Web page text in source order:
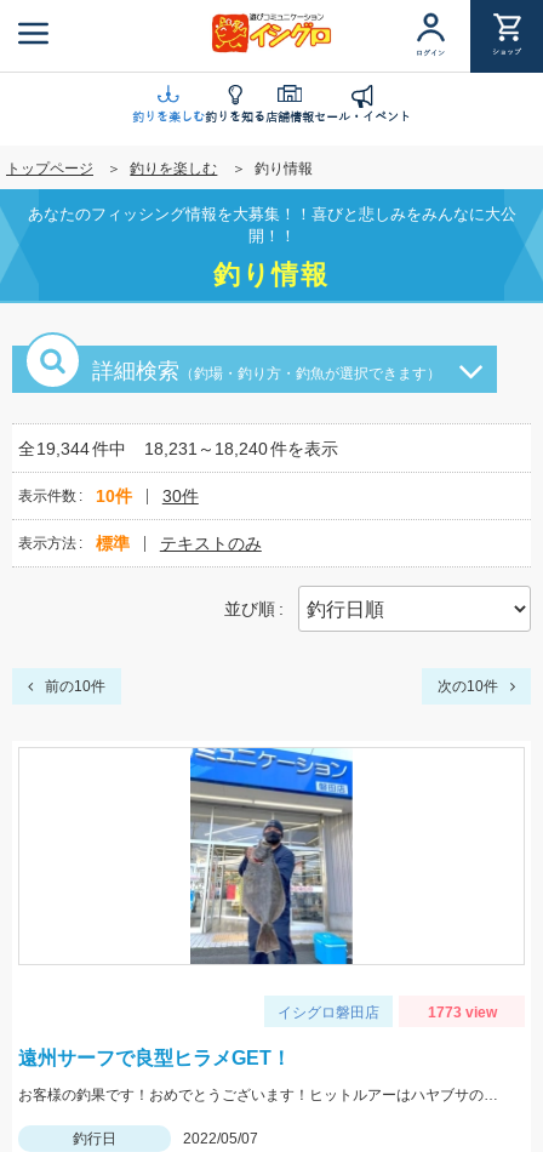
ン
に
移
動
ログイン ショップ
釣りを楽しむ釣りを知る店舗情報セール・イベント
トップページ 釣りを楽しむ 釣り情報
あなたのフィッシング情報を大募集！！喜びと悲しみをみんなに大公
開！！
釣り情報
詳細検索 （釣場・釣り方・釣魚が選択できます）
全19,344件中 18,231～18,240件を表示
表示件数 10件 30件
表示方法 標準 テキストのみ
並び順
前の10件 次の10件
イシグロ磐田店 1773 view
遠州サーフで良型ヒラメGET！
お客様の釣果です！おめでとうございます！ヒットルアーはハヤブサのジャックアイマキマキ30gのアカキンにて。
釣行日
2022/05/07